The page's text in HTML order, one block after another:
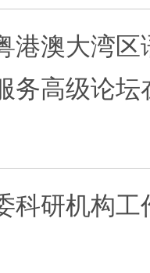
港澳大湾
务高级论坛
科研机构